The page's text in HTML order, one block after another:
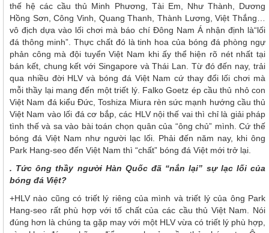
thế hệ các cầu thủ Minh Phương, Tài Em, Như Thành, Dương
Hồng Sơn, Công Vinh, Quang Thanh, Thành Lương, Việt Thắng…
vô địch dựa vào lối chơi mà báo chí Đông Nam Á nhận định là“lối
đá thông minh”. Thực chất đó là tinh hoa của bóng đá phòng ngự
phản công mà đội tuyển Việt Nam khi ấy thể hiện rõ nét nhất tại
bán kết, chung kết với Singapore và Thái Lan. Từ đó đến nay, trải
qua nhiều đời HLV và bóng đá Việt Nam cứ thay đổi lối chơi mà
mỗi thầy lại mang đến một triết lý. Falko Goetz ép cầu thủ nhỏ con
Việt Nam đá kiểu Đức, Toshiza Miura rèn sức mạnh hướng cầu thủ
Việt Nam vào lối đá cơ bắp, các HLV nội thế vai thì chỉ là giải pháp
tình thế và sa vào bài toán chọn quân của “ông chủ” mình. Cứ thế
bóng đá Việt Nam như người lạc lối. Phải đến năm nay, khi ông
Park Hang-seo đến Việt Nam thì “chất” bóng đá Việt mới trở lại.
. Tức ông thầy người Hàn Quốc đã “nắn lại” sự lạc lối của
bóng đá Việt?
+HLV nào cũng có triết lý riêng của mình và triết lý của ông Park
Hang-seo rất phù hợp với tố chất của các cầu thủ Việt Nam. Nói
đúng hơn là chúng ta gặp may với một HLV vừa có triết lý phù hợp,